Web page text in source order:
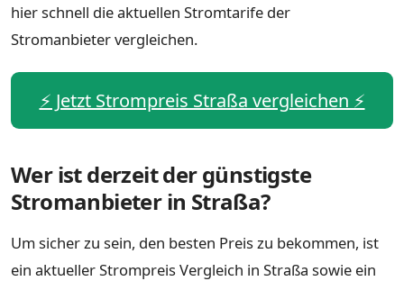
hier schnell die aktuellen Stromtarife der
Stromanbieter vergleichen.
⚡️ Jetzt Strompreis Straßa vergleichen ⚡️
Wer ist derzeit der günstigste
Stromanbieter in Straßa?
Um sicher zu sein, den besten Preis zu bekommen, ist
ein aktueller Strompreis Vergleich in Straßa sowie ein